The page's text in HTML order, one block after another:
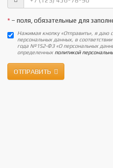
* – поля, обязательные для
Нажимая кнопку «Отправить», я даю
персональных данных, в
года №152-ФЗ «О персональных
определенных политикой
ОТПРАВИТЬ